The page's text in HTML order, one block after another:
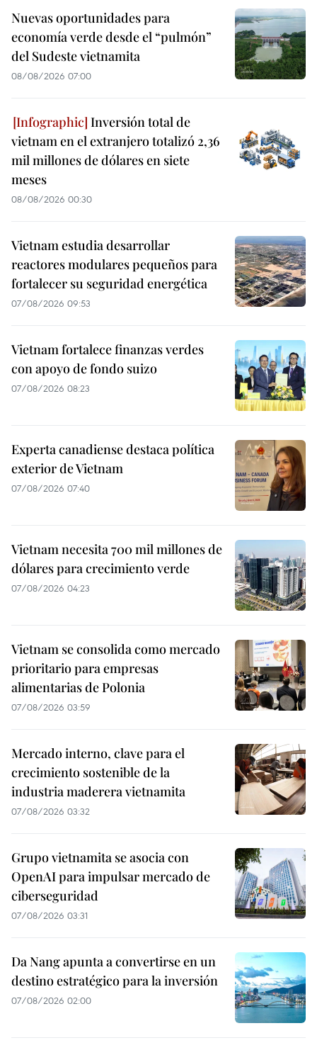
Nuevas oportunidades para
economía verde desde el “pulmón”
del Sudeste vietnamita
08/08/2026 07:00
Inversión total de
vietnam en el extranjero totalizó 2,36
mil millones de dólares en siete
meses
08/08/2026 00:30
Vietnam estudia desarrollar
reactores modulares pequeños para
fortalecer su seguridad energética
07/08/2026 09:53
Vietnam fortalece finanzas verdes
con apoyo de fondo suizo
07/08/2026 08:23
Experta canadiense destaca política
exterior de Vietnam
07/08/2026 07:40
Vietnam necesita 700 mil millones de
dólares para crecimiento verde
07/08/2026 04:23
Vietnam se consolida como mercado
prioritario para empresas
alimentarias de Polonia
07/08/2026 03:59
Mercado interno, clave para el
crecimiento sostenible de la
industria maderera vietnamita
07/08/2026 03:32
Grupo vietnamita se asocia con
OpenAI para impulsar mercado de
ciberseguridad
07/08/2026 03:31
Da Nang apunta a convertirse en un
destino estratégico para la inversión
07/08/2026 02:00